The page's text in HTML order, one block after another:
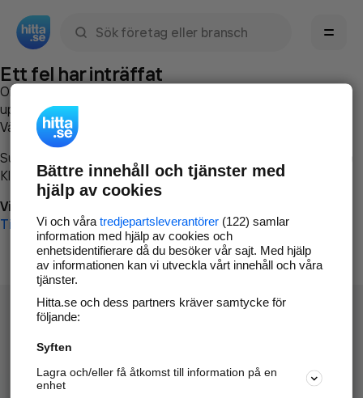
Ett fel har inträffat
Om du vill kan du
uppstod så att vi lättare och snabbare kan avhjälpa det.
Vänligen försök med följande:
Surfa till
Klicka påTillbaka-knappen i webbläsaren och försök igen
Vi beklagar besväret!
Till startsidan
Hitta.se - Gratis nummerupplysning.
Sök företag, personer och platser.
Bättre innehåll och tjänster med
hjälp av cookies
Vi och våra tredjepartsleverantörer(122) samlar
information med hjälp av cookies och
enhetsidentifierare då du besöker vår sajt. Med hjälp
av informationen kan vi utveckla vårt innehåll och våra
tjänster.
Hitta.se och dess partners kräver samtycke för
följande:
Syften
Lagra och/eller få åtkomst till information på en
enhet